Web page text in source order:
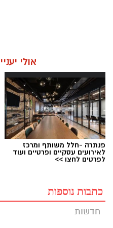
אולי
פנתרה -חלל משותף ומרכז
לאירועים עסקיים ופרטיים ועוד
לפרטים לחצו >>
כתבות נוספות
חדשות